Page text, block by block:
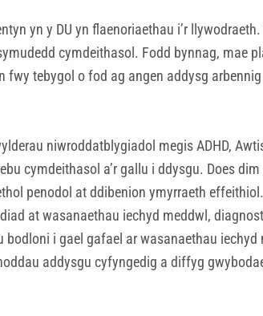
yn y DU yn flaenoriaethau i’r
cymdeithasol. Fodd bynnag, mae
tebygol o fod ag angen addysg
niwroddatblygiadol megis ADHD,
cymdeithasol a’r gallu i ddysgu. Does
penodol at ddibenion ymyrraeth
at wasanaethau iechyd meddwl,
i gael gafael ar wasanaethau iechyd
addysgu cyfyngedig a diffyg